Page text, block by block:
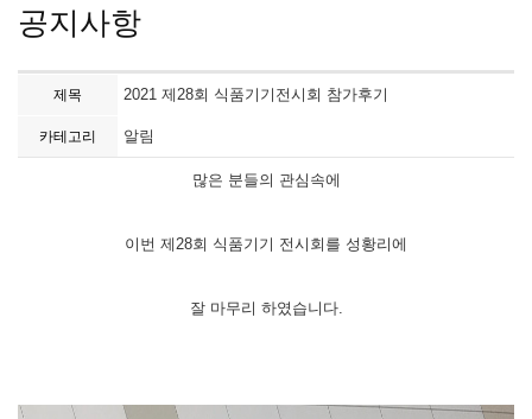
공지사항
제목 2021 제28회 식품기기전시회 참가후기
카테고리 알림
많은 분들의 관심속에
이번 제28회 식품기기 전시회를 성황리에
잘 마무리 하였습니다.